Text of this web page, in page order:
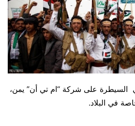
السيطرة على شركة “ام تي أن” يمن،
في البلاد.